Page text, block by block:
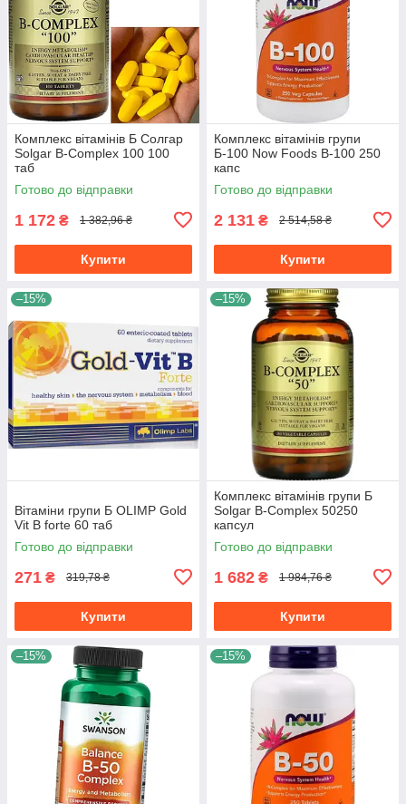
Комплекс вітамінів Б Солгар
Solgar B-Complex 100 100
таб
Готово до відправки
1 172 ₴ 1 382,96 ₴
Купити
Комплекс вітамінів групи
Б-100 Now Foods B-100 250
капс
Готово до відправки
2 131 ₴ 2 514,58 ₴
Купити
–15%
Вітаміни групи Б OLIMP Gold
Vit B forte 60 таб
Готово до відправки
271 ₴ 319,78 ₴
Купити
–15%
Комплекс вітамінів групи Б
Solgar B-Complex 50250
капсул
Готово до відправки
1 682 ₴ 1 984,76 ₴
Купити
–15% –15%